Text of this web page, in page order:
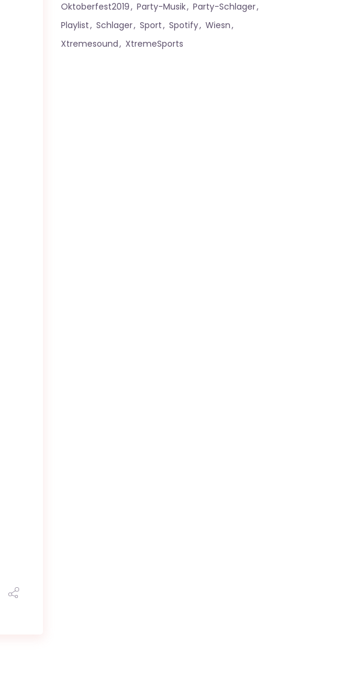
Oktoberfest2019
Party-Musik
Party-Schlager
Playlist
Schlager Sport Spotify
Wiesn
Xtremesound
XtremeSports